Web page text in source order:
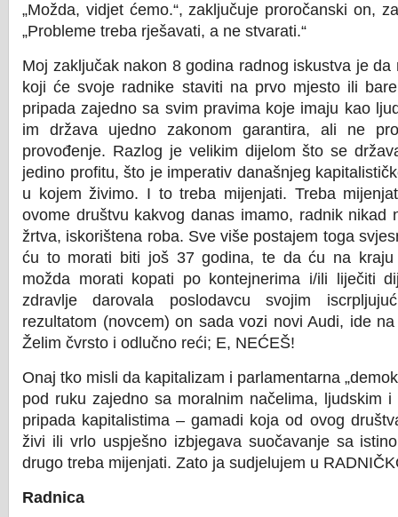
„Možda, vidjet ćemo.“, zaključuje proročanski on,
„Probleme treba rješavati, a ne stvarati.“
Moj zaključak nakon 8 godina radnog iskustva je da
koji će svoje radnike staviti na prvo mjesto ili
pripada zajedno sa svim pravima koje imaju kao
im država ujedno zakonom garantira, ali ne
provođenje. Razlog je velikim dijelom što se
jedino profitu, što je imperativ današnjeg
u kojem živimo. I to treba mijenjati. Treba
ovome društvu kakvog danas imamo, radnik nikad
žrtva, iskorištena roba. Sve više postajem toga
ću to morati biti još 37 godina, te da ću na kraju
možda morati kopati po kontejnerima i/ili liječiti
zdravlje darovala poslodavcu svojim
rezultatom (novcem) on sada vozi novi Audi, ide
Želim čvrsto i odlučno reći; E, NEĆEŠ!
Onaj tko misli da kapitalizam i parlamentarna
pod ruku zajedno sa moralnim načelima, ljudskim
pripada kapitalistima – gamadi koja od ovog
živi ili vrlo uspješno izbjegava suočavanje sa
drugo treba mijenjati. Zato ja sudjelujem u
Radnica